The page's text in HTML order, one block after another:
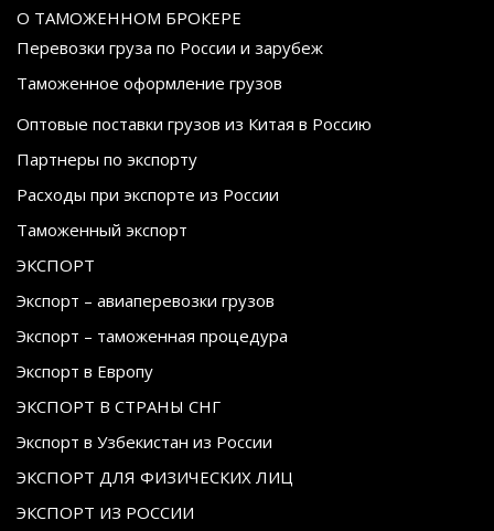
О ТАМОЖЕННОМ БРОКЕРЕ
Перевозки груза по России и зарубеж
Таможенное оформление грузов
Оптовые поставки грузов из Китая в Россию
Партнеры по экспорту
Расходы при экспорте из России
Таможенный экспорт
ЭКСПОРТ
Экспорт – авиаперевозки грузов
Экспорт – таможенная процедура
Экспорт в Европу
ЭКСПОРТ В СТРАНЫ СНГ
Экспорт в Узбекистан из России
ЭКСПОРТ ДЛЯ ФИЗИЧЕСКИХ ЛИЦ
ЭКСПОРТ ИЗ РОССИИ